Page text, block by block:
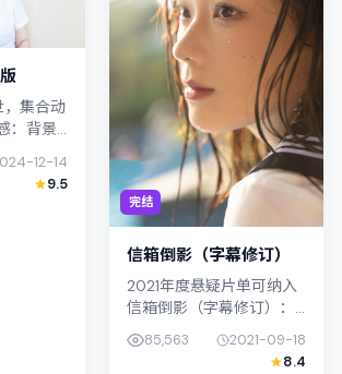
集合动
：背景
小帅善
孤独
12-14
9.5
完结
信箱倒影（字幕修订）
2021年度悬疑片单可纳入
信箱倒影（字幕修订）：
导演魏德圣将镜头对准日
本（东京）的中产困境，
85,563
2021-09-18
8.4